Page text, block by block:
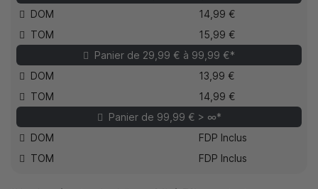
DOM
14,99 €
TOM
15,99 €
Panier de 29,99 € à 99,99 €*
DOM
13,99 €
TOM
14,99 €
Panier de 99,99 € > ∞*
DOM
FDP Inclus
TOM
FDP Inclus